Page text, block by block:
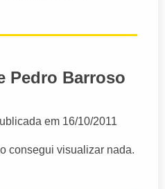
Pedro Barroso
em 16/10/2011
consegui visualizar nada.